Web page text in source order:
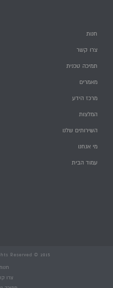
חנות
צרו קשר
תמיכה טכנית
מאמרים
מרכז הידע
המלצות
השירותים שלנו
מי אנחנו
עמוד הבית
Reserved © 2015
צרו